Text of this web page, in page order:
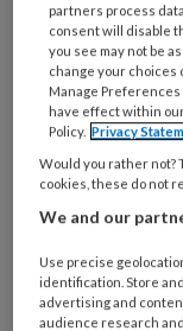
De oorlog in
van groot
het land hier
bieden.
zorg en heeft
gevonden. De
partners process
consent will disable
you see may not be
change your choices
Manage Preferences
have effect within
Policy. Privacy
Would you rather not?
cookies, these do not
We and our
Use precise
identification. Store
advertising and
audience research